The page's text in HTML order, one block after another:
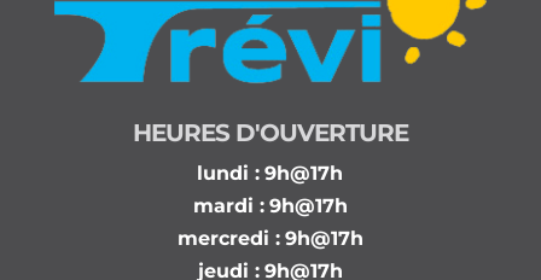
HEURES D'OUVERTURE
lundi : 9h@17h
mardi : 9h@17h
mercredi : 9h@17h
jeudi : 9h@17h